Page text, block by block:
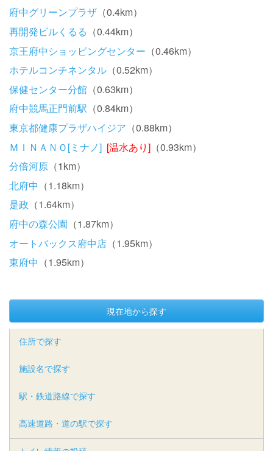
府中グリーンプラザ （0.4km）
再開発ビルくるる （0.44km）
京王府中ショッピングセンター （0.46km）
ホテルコンチネンタル （0.52km）
保健センター分館 （0.63km）
府中競馬正門前駅 （0.84km）
東京都健康プラザハイジア （0.88km）
ＭＩＮＡＮＯ[ミナノ] [温水あり] （0.93km）
分倍河原 （1km）
北府中 （1.18km）
是政 （1.64km）
府中の森公園 （1.87km）
オートバックス府中店 （1.95km）
東府中 （1.95km）
現在地から探す
住所で探す
施設名で探す
駅・鉄道路線で探す
高速道路・道の駅で探す